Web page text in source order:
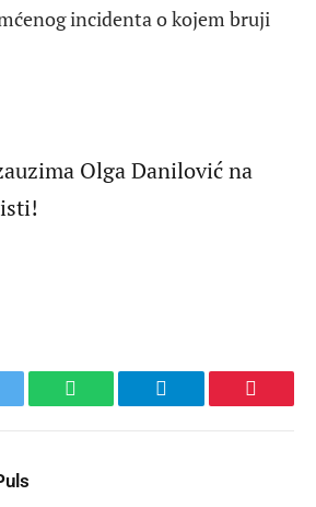
incidenta o kojem bruji
Olga Danilović na
WhatsApp Telegram